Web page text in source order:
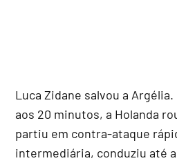
Luca Zidane salvou a
aos 20 minutos, a Holanda
partiu em contra-ataque
intermediária, conduziu até